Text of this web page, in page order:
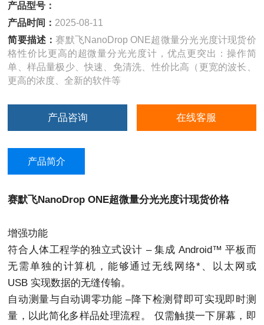
产品型号：
产品时间： 2025-08-11
简要描述：赛默飞NanoDrop ONE超微量分光光度计现货价
格性价比更高的超微量分光光度计，优点更突出：操作简
单、样品量极少、快速、免清洗、性价比高（更宽的波长、
更高的浓度、全新的软件等
产品咨询 在线客服
产品简介
赛默飞NanoDrop ONE超微量分光光度计现货价格
增强功能
符合人体工程学的独立式设计 – 集成 Android™ 平板而
无需单独的计算机，能够通过无线网络*、以太网或
USB 实现数据的无缝传输。
自动测量与自动调零功能 –降下检测臂即可实现即时测
量，以此简化多样品处理流程。 仅需触摸一下屏幕，即